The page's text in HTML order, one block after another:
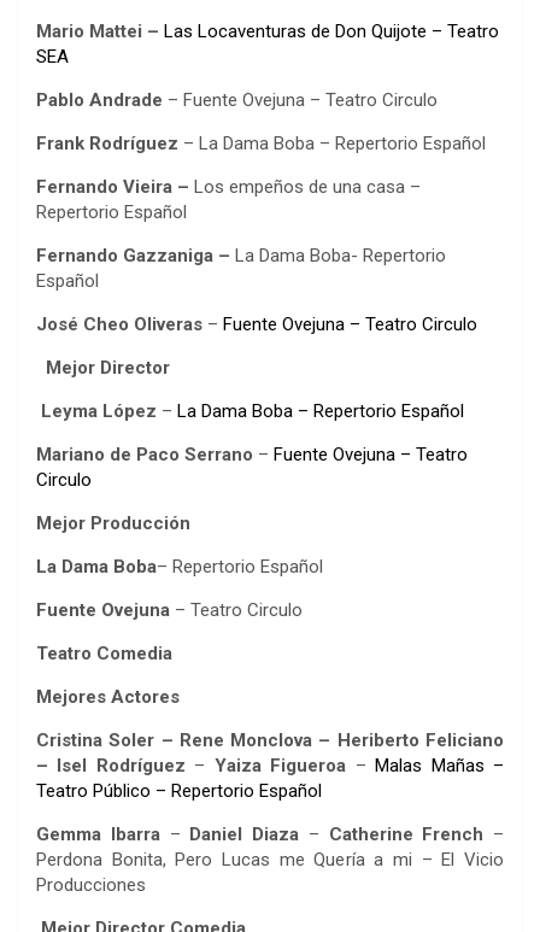
Mario Mattei – Las Locaventuras de Don Quijote – Teatro
SEA
Pablo Andrade – Fuente Ovejuna – Teatro Circulo
Frank Rodríguez – La Dama Boba – Repertorio Español
Fernando Vieira – Los empeños de una casa –
Repertorio Español
Fernando Gazzaniga – La Dama Boba- Repertorio
Español
José Cheo Oliveras – Fuente Ovejuna – Teatro Circulo
Mejor Director
Leyma López – La Dama Boba – Repertorio Español
Mariano de Paco Serrano – Fuente Ovejuna – Teatro
Circulo
Mejor Producción
La Dama Boba– Repertorio Español
Fuente Ovejuna – Teatro Circulo
Teatro Comedia
Mejores Actores
Cristina Soler – Rene Monclova – Heriberto Feliciano
– Isel Rodríguez – Yaiza Figueroa – Malas Mañas –
Teatro Público – Repertorio Español
Gemma Ibarra– Daniel Diaza – Catherine French –
Perdona Bonita, Pero Lucas me Quería a mi – El Vicio
Producciones